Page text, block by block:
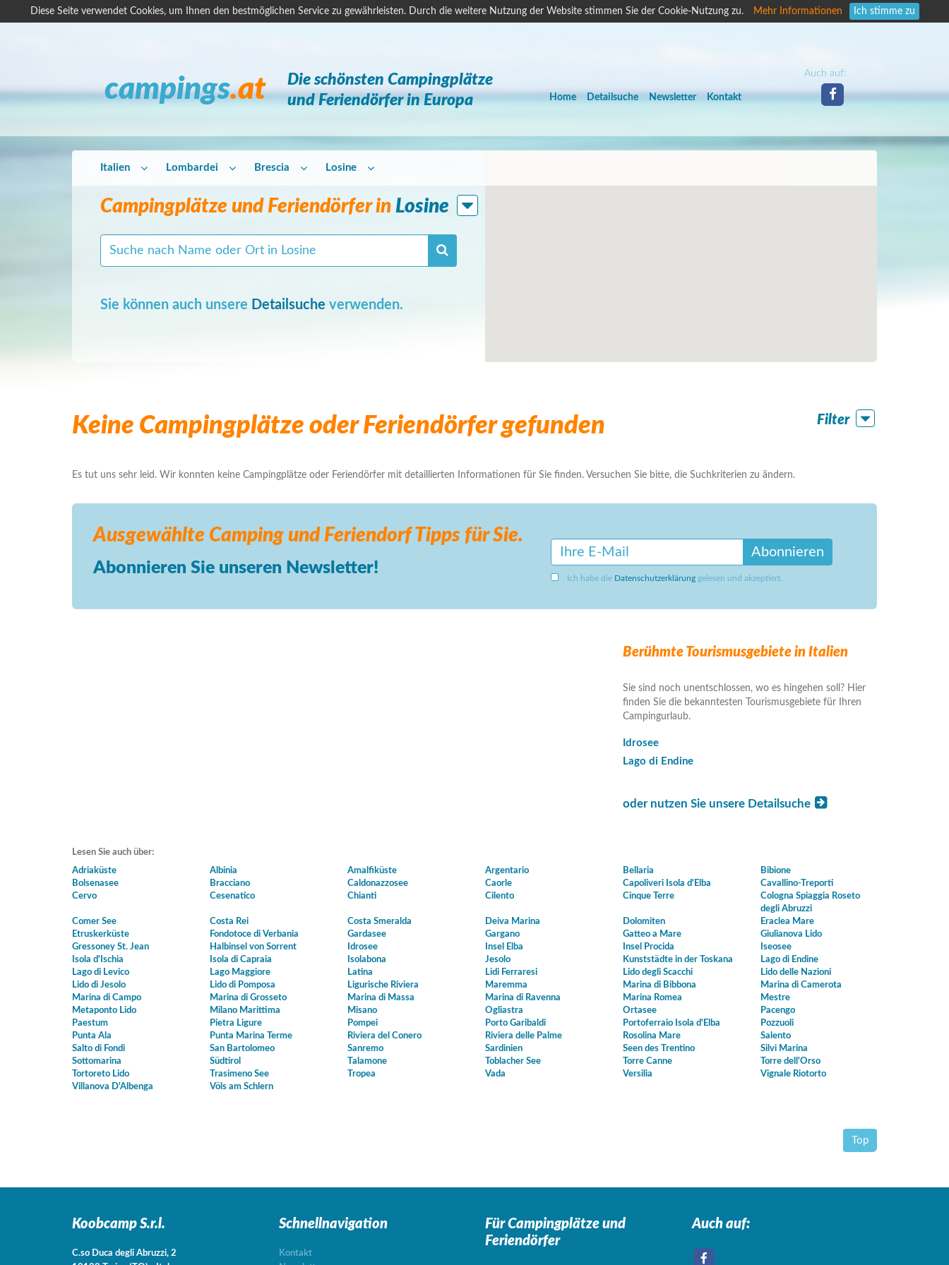
Diese Seite verwendet Cookies, um Ihnen den bestmöglichen Service zu gewährleisten. Durch die weitere Nutzung der Website stimmen Sie der Cookie-Nutzung zu. Mehr Informationen Ich stimme zu
campings.at
Die schönsten Campingplätze
und Feriendörfer in Europa
Home Detailsuche Newsletter Kontakt
Auch auf:
Campingplätze und Feriendörfer in Losine
Sie können auch unsere Detailsuche verwenden.
Italien Lombardei Brescia Losine
Keine Campingplätze oder Feriendörfer gefunden Filter
Es tut uns sehr leid. Wir konnten keine Campingplätze oder Feriendörfer mit detaillierten Informationen für Sie finden. Versuchen Sie bitte, die Suchkriterien zu ändern.
Ausgewählte Camping und FeriendorfTipps für Sie.
Abonnieren Sie unseren Newsletter!
Abonnieren
Ich habe die Datenschutzerklärunggelesen und akzeptiert.
Berühmte Tourismusgebiete in Italien
Sie sind noch unentschlossen, wo es hingehen soll? Hier
finden Sie die bekanntesten Tourismusgebiete für Ihren
Campingurlaub.
Idrosee
Lago di Endine
oder nutzen Sie unsere Detailsuche
Lesen Sie auch über:
Adriaküste
Albinia Amalfiküste Argentario Bellaria
Bibione
Bolsenasee
Bracciano Caldonazzosee Caorle Capoliveri Isola d'Elba
Cavallino-Treporti
Cervo
Cesenatico Chianti Cilento Cinque Terre
Cologna Spiaggia Roseto
degli Abruzzi
Comer See
Costa Rei Costa Smeralda Deiva Marina Dolomiten
Eraclea Mare
Etruskerküste
Fondotoce di Verbania Gardasee Gargano Gatteo a Mare
Giulianova Lido
Gressoney St. Jean
Halbinsel von Sorrent Idrosee Insel Elba Insel Procida
Iseosee
Isola d'Ischia
Isola di Capraia Isolabona Jesolo Kunststädte in der Toskana
Lago di Endine
Lago di Levico
Lago Maggiore Latina Lidi Ferraresi Lido degli Scacchi
Lido delle Nazioni
Lido di Jesolo
Lido di Pomposa Ligurische Riviera Maremma Marina di Bibbona
Marina di Camerota
Marina di Campo
Marina di Grosseto Marina di Massa Marina di Ravenna Marina Romea
Mestre
Metaponto Lido
Milano Marittima Misano Ogliastra Ortasee
Pacengo
Paestum
Pietra Ligure Pompei Porto Garibaldi Portoferraio Isola d'Elba
Pozzuoli
Punta Ala
Punta Marina Terme Riviera del Conero Riviera delle Palme Rosolina Mare
Salento
Salto di Fondi
San Bartolomeo Sanremo Sardinien Seen des Trentino
Silvi Marina
Sottomarina
Südtirol Talamone Toblacher See Torre Canne
Torre dell'Orso
Tortoreto Lido
Trasimeno See Tropea Vada Versilia
Vignale Riotorto
Villanova D'Albenga
Völs am Schlern
Top
Koobcamp S.r.l.
C.so Duca degli Abruzzi, 2
Schnellnavigation
Kontakt
Für Campingplätze und
Feriendörfer
Auch auf: